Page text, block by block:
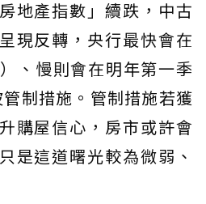
地產指數」續跌，中古
現反轉，央行最快會在
、慢則會在明年第一季
管制措施。管制措施若獲
購屋信心，房市或許會
是這道曙光較為微弱、